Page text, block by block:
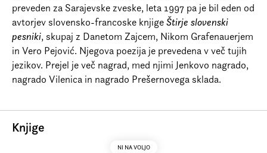
preveden za Sarajevske zveske, leta 1997 pa je bil eden od
avtorjev slovensko-francoske knjige Štirje slovenski
pesniki, skupaj z Danetom Zajcem, Nikom Grafenauerjem
in Vero Pejović. Njegova poezija je prevedena v več tujih
jezikov. Prejel je več nagrad, med njimi Jenkovo nagrado,
nagrado Vilenica in nagrado Prešernovega sklada.
Knjige
NI NA VOLJO